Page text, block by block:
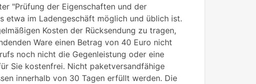
"Prüfung der Eigenschaften und der
etwa im Ladengeschäft möglich und üblich ist.
Kosten der Rücksendung zu tragen,
Ware einen Betrag von 40 Euro nicht
noch nicht die Gegenleistung oder eine
Sie kostenfrei. Nicht paketversandfähige
innerhalb von 30 Tagen erfüllt werden. Die